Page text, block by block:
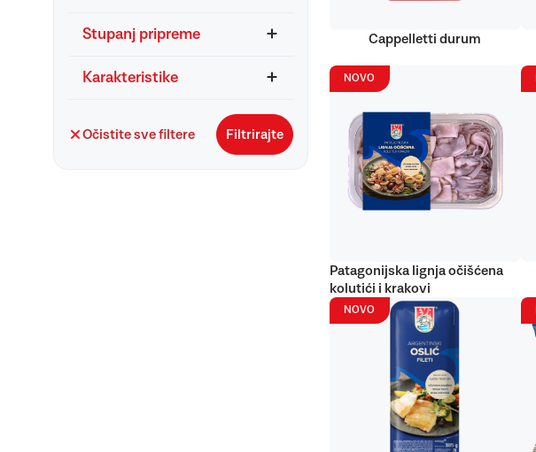
Stupanj pripreme
Karakteristike
Očistite sve filtere Filtrirajte
Cappelletti durum
NOVO
Patagonijska lignja očišćena
kolutići i krakovi
NOVO